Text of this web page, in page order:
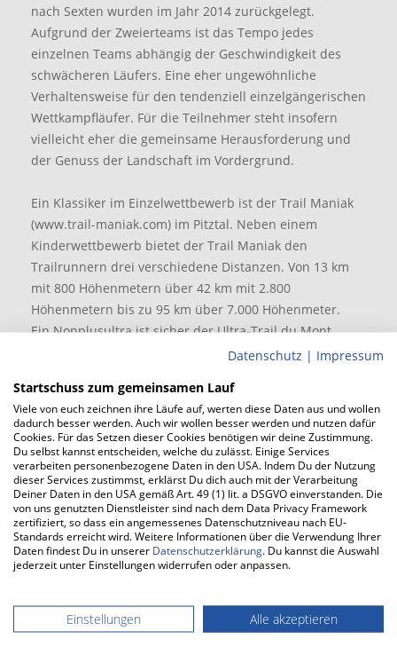
nach Sexten wurden im Jahr 2014 zurückgelegt.
Aufgrund der Zweierteams ist das Tempo jedes
einzelnen Teams abhängig der Geschwindigkeit des
schwächeren Läufers. Eine eher ungewöhnliche
Verhaltensweise für den tendenziell einzelgängerischen
Wettkampfläufer. Für die Teilnehmer steht insofern
vielleicht eher die gemeinsame Herausforderung und
der Genuss der Landschaft im Vordergrund.
Ein Klassiker im Einzelwettbewerb ist der Trail Maniak
(www.trail-maniak.com) im Pitztal. Neben einem
Kinderwettbewerb bietet der Trail Maniak den
Trailrunnern drei verschiedene Distanzen. Von 13 km
mit 800 Höhenmetern über 42 km mit 2.800
Höhenmetern bis zu 95 km über 7.000 Höhenmeter.
Ein Nonplusultra ist sicher der Ultra-Trail du Mont
Blanc (UTMB, www.ultratrailmb.com) der seit 2003 im
Kilometer über 9.000 Höhenmeter in einem Zeitlimit
von 46 Stunden rund um den Mont Blanc bewältigt
werden.
Was ist eigentlich mit Hindernisläufen wie dem Mud
Masters Obstacle Run oder dem StrongmanRun, die
immer größeren Zuspruch erhalten? Trail oder kein
Trail? In enger Definition sicher nicht und doch tendiere
ich dazu, diese auch dem erweiterten Segment
Um ein Fazit Trailrunning zu ziehen…
Datenschutz | Impressum
Startschuss zum gemeinsamen Lauf
Viele von euch zeichnen ihre Läufe auf, werten diese Daten aus und wollen
dadurch besser werden. Auch wir wollen besser werden und nutzen dafür
Cookies. Für das Setzen dieser Cookies benötigen wir deine Zustimmung.
Du selbst kannst entscheiden, welche du zulässt. Einige Services
verarbeiten personenbezogene Daten in den USA. Indem Du der Nutzung
dieser Services zustimmst, erklärst Du dich auch mit der Verarbeitung
Deiner Daten in den USA gemäß Art. 49 (1) lit. a DSGVO einverstanden. Die
von uns genutzten Dienstleister sind nach dem Data Privacy Framework
zertifiziert, so dass ein angemessenes Datenschutzniveau nach EU-
Standards erreicht wird. Weitere Informationen über die Verwendung Ihrer
Daten findest Du in unserer Datenschutzerklärung. Du kannst die Auswahl
jederzeit unter Einstellungen widerrufen oder anpassen.
Einstellungen Alle akzeptieren